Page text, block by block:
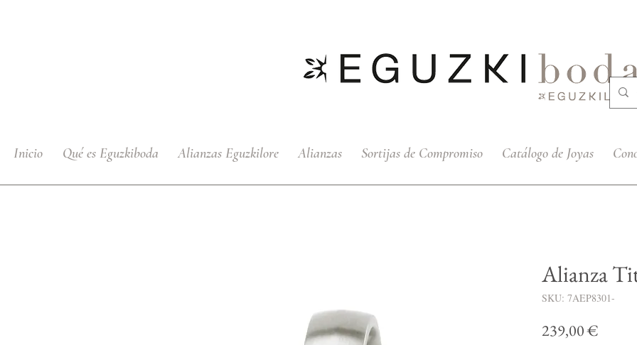
Inicio Qué es Eguzkiboda Alianzas Eguzkilore Alianzas Sortijas de Compromiso Catálogo de Joyas
Alianza
SKU: 7AEP8301-
239,00 €